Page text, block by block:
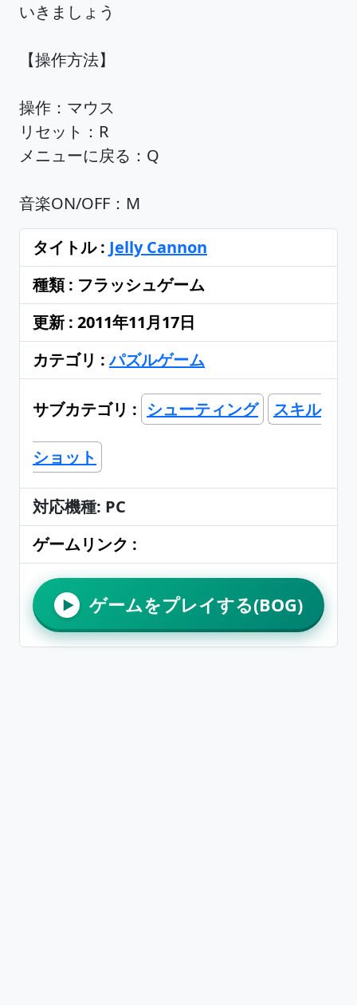
いきましょう
【操作方法】
操作：マウス
リセット：R
メニューに戻る：Q
音楽ON/OFF：M
タイトル : Jelly Cannon
種類 : フラッシュゲーム
更新 : 2011年11月17日
カテゴリ :パズルゲーム
サブカテゴリ : シューティング スキル
ショット
対応機種: PC
ゲームリンク :
▶ ゲームをプレイする(BOG)